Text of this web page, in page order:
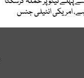
امریکی انٹیلی جنس